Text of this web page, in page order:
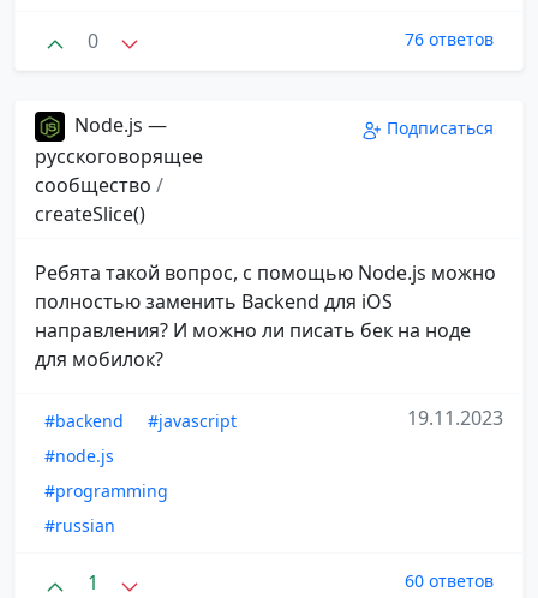
0 76 ответов
Node.js —
русскоговорящее
сообщество /
createSlice()
Подписаться
Ребята такой вопрос, с помощью Node.js можно
полностью заменить Backend для iOS
направления? И можно ли писать бек на ноде
для мобилок?
#backend
#javascript
#node.js
#programming
#russian
19.11.2023
1 60 ответов